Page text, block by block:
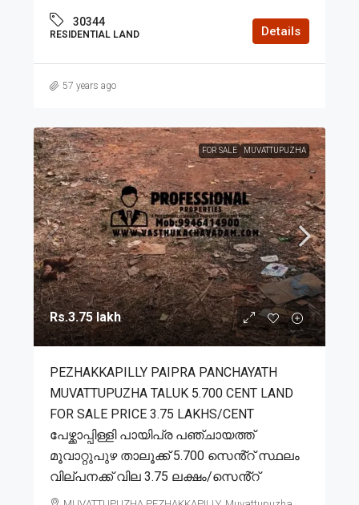
30344
RESIDENTIAL LAND Details
57 years ago
FOR SALE MUVATTUPUZHA
Rs.3.75 lakh
PEZHAKKAPILLY PAIPRA PANCHAYATH
MUVATTUPUZHA TALUK 5.700 CENT LAND
FOR SALE PRICE 3.75 LAKHS/CENT
പേഴ്ക്കാപ്പിള്ളി പായിപ്ര പഞ്ചായത്ത്
മൂവാറ്റുപുഴ താലൂക്ക് 5.700 സെൻ്റ് സ്ഥലം
വില്പനക്ക് വില 3.75 ലക്ഷം/സെൻ്റ്